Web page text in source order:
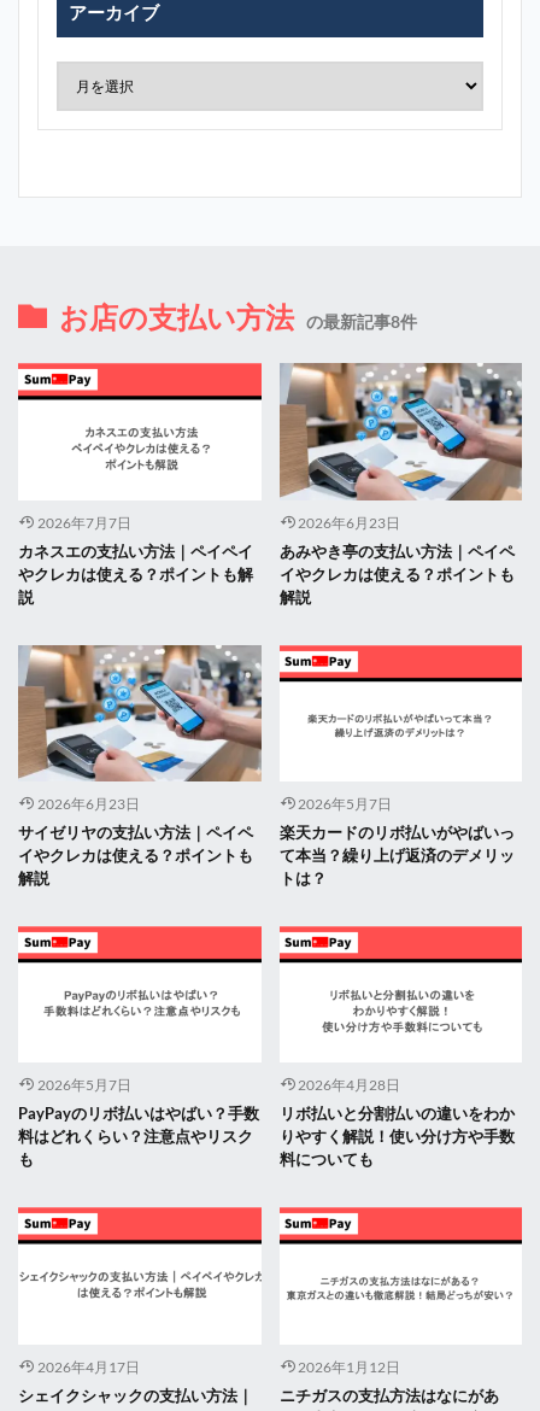
アーカイブ
お店の支払い方法 の最新記事8件
2026年7月7日
カネスエの支払い方法｜ペイペイ
やクレカは使える？ポイントも解
説
2026年6月23日
あみやき亭の支払い方法｜ペイペ
イやクレカは使える？ポイントも
解説
2026年6月23日
サイゼリヤの支払い方法｜ペイペ
イやクレカは使える？ポイントも
解説
2026年5月7日
楽天カードのリボ払いがやばいっ
て本当？繰り上げ返済のデメリッ
トは？
2026年5月7日
PayPayのリボ払いはやばい？手数
料はどれくらい？注意点やリスク
も
2026年4月28日
リボ払いと分割払いの違いをわか
りやすく解説！使い分け方や手数
料についても
2026年4月17日
シェイクシャックの支払い方法｜
2026年1月12日
ニチガスの支払方法はなにがあ